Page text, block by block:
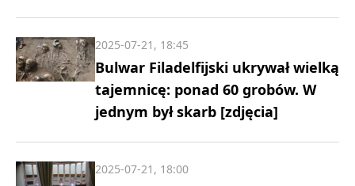
Bulwar Filadelfijski ukrywał wielką
tajemnicę: ponad 60 grobów. W
jednym był skarb [zdjęcia]
2025-07-21, 18:45
2025-07-21, 18:00